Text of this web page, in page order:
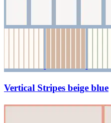
Vertical Stripes beige blue